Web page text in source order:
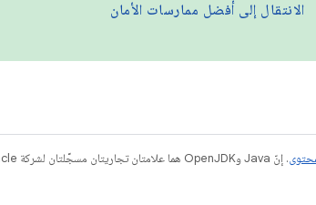
الانتقال إلى أفضل ممارسات الأمان